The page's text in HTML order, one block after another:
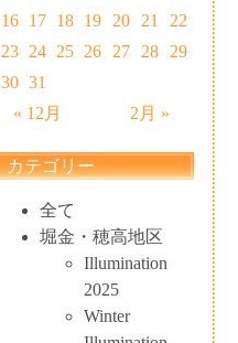
« 12月 2月 »
16 17 18 19 20 21
22
23 24 25 26 27 28
29
30 31
カテゴリー
全て
堀金・穂高地区
Illumination
2025
Winter